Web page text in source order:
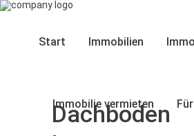
Start Immobilien
Immobilie vermieten
Dachboden